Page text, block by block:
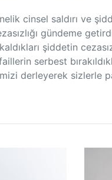
cinsel saldırı ve
gündeme
şiddetin
serbest
derleyerek sizlerle